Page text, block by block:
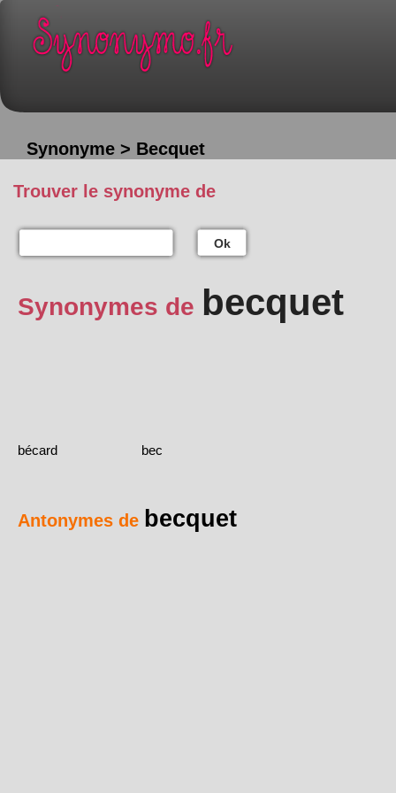
Synonyme > Becquet
Trouver le synonyme de
Ok
Synonymes de becquet
bécard bec
Antonymes de becquet